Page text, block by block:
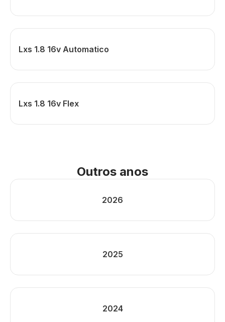
Lxs 1.8 16v Automatico
Lxs 1.8 16v Flex
Outros anos
2026
2025
2024